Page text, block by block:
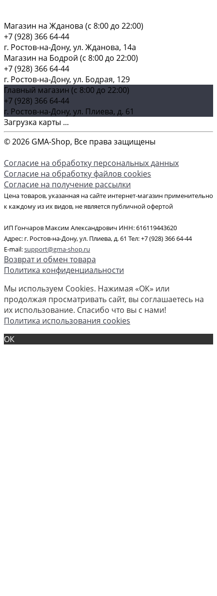
Магазин на Жданова (c 8:00 до 22:00)
+7 (928) 366 64-44
г. Ростов-на-Дону, ул. Жданова, 14а
Магазин на Бодрой (c 8:00 до 22:00)
+7 (928) 366 64-44
г. Ростов-на-Дону, ул. Бодрая, 129
Главный магазин (c 8:00 до 22:00)
+7 (928) 366 64-44
г. Ростов-на-Дону, ул. Плиева, д. 61
Загрузка карты ...
© 2026 GMA-Shop, Все права защищены
Согласие на обработку персональных данных
Согласие на обработку файлов cookies
Согласие на получение рассылки
Цена товаров, указанная на сайте интернет-магазин применительно
к каждому из их видов, не является публичной офертой
ИП Гончаров Максим Александрович ИНН: 616119443620
Адрес: г. Ростов-на-Дону, ул. Плиева, д. 61 Тел: +7 (928) 366 64-44
E-mail:support@gma-shop.ru
Возврат и обмен товара
Политика конфиденциальности
Мы используем Cookies. Нажимая «ОК» или
продолжая просматривать сайт, вы соглашаетесь на
их использование. Спасибо что вы с нами!
Политика использования cookies
ОК